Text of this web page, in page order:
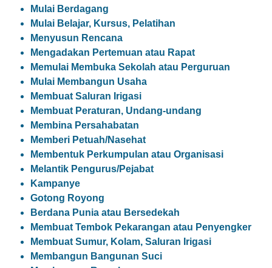
Mulai Berdagang
Mulai Belajar, Kursus, Pelatihan
Menyusun Rencana
Mengadakan Pertemuan atau Rapat
Memulai Membuka Sekolah atau Perguruan
Mulai Membangun Usaha
Membuat Saluran Irigasi
Membuat Peraturan, Undang-undang
Membina Persahabatan
Memberi Petuah/Nasehat
Membentuk Perkumpulan atau Organisasi
Melantik Pengurus/Pejabat
Kampanye
Gotong Royong
Berdana Punia atau Bersedekah
Membuat Tembok Pekarangan atau Penyengker
Membuat Sumur, Kolam, Saluran Irigasi
Membangun Bangunan Suci